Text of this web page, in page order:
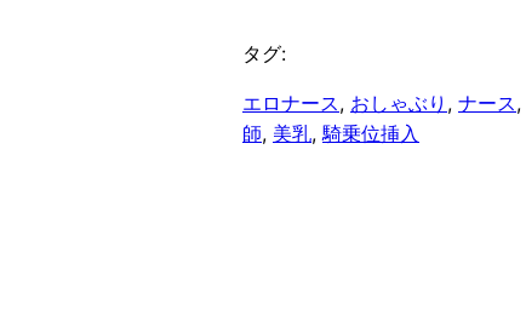
タグ:
エロナース, おしゃぶり , ナース,
師, 美乳, 騎乗位挿入